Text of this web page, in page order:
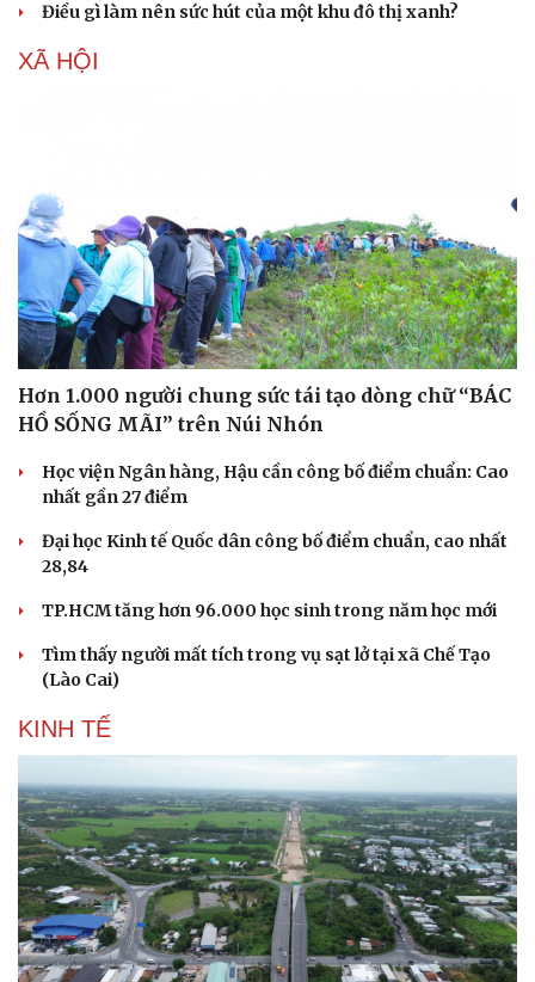
Văn hóa
Sân khấu - Điện ảnh
Văn học
Di sản
Thời trang
Điều gì làm nên sức hút của một khu đô thị xanh?
XÃ HỘI
Hơn 1.000 người chung sức tái tạo dòng chữ “BÁC
HỒ SỐNG MÃI” trên Núi Nhón
Học viện Ngân hàng, Hậu cần công bố điểm chuẩn: Cao
nhất gần 27 điểm
Đại học Kinh tế Quốc dân công bố điểm chuẩn, cao nhất
28,84
TP.HCM tăng hơn 96.000 học sinh trong năm học mới
Tìm thấy người mất tích trong vụ sạt lở tại xã Chế Tạo
(Lào Cai)
KINH TẾ